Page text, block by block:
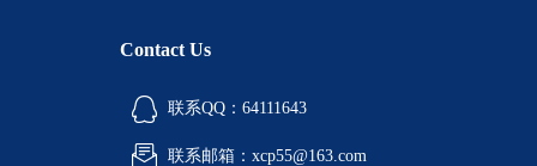
Contact Us
联系QQ：64111643
联系邮箱：xcp55@163.com